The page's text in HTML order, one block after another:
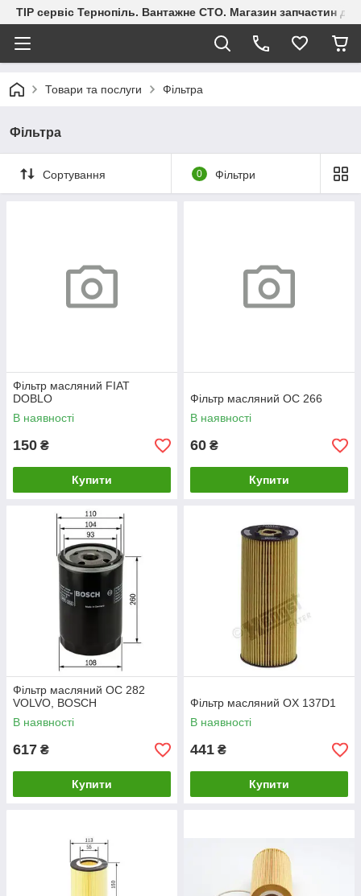
ТІР сервіс Тернопіль. Вантажне СТО. Магазин запчастин
Товари та послуги Фільтра
Фільтра
Сортування 0 Фільтри
Фільтр масляний FIAT
DOBLO
В наявності
150 ₴
Купити
Фільтр масляний OC 266
В наявності
60 ₴
Купити
Фільтр масляний OC 282
VOLVO, BOSCH
В наявності
617 ₴
Купити
Фільтр масляний OX 137D1
В наявності
441 ₴
Купити